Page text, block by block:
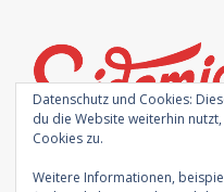
Datenschutz und Cookies:
du die Website weiterhin
Cookies zu.
Weitere Informationen,